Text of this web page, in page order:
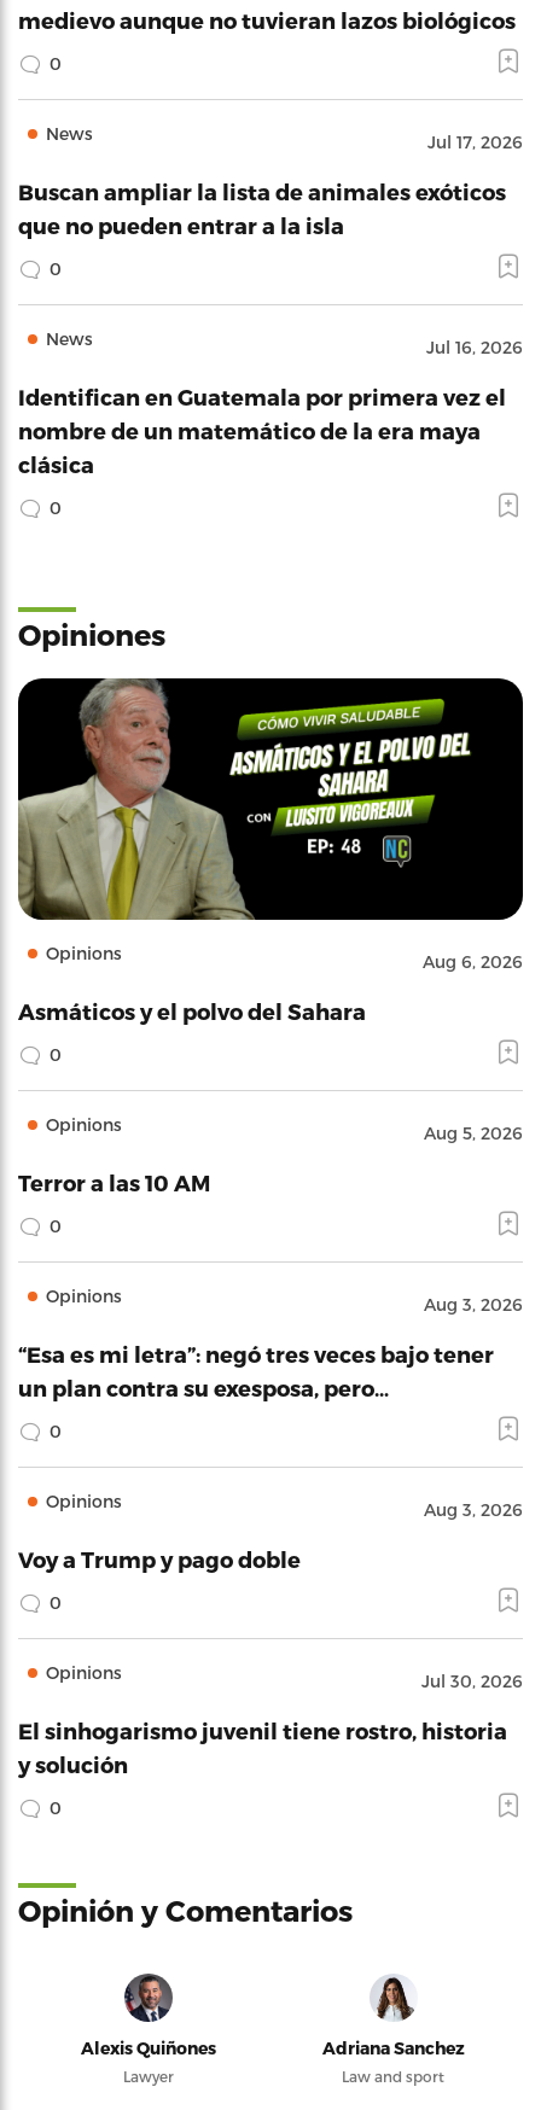
medievo aunque no tuvieran lazos biológicos
0
News Jul 17, 2026
Buscan ampliar la lista de animales exóticos
que no pueden entrar a la isla
0
News Jul 16, 2026
Identifican en Guatemala por primera vez el
nombre de un matemático de la era maya
clásica
0
Opiniones
Opinions Aug 6, 2026
Asmáticos y el polvo del Sahara
0
Opinions Aug 5, 2026
Terror a las 10 AM
0
Opinions Aug 3, 2026
“Esa es mi letra”: negó tres veces bajo tener
un plan contra su exesposa, pero…
0
Opinions Aug 3, 2026
Voy a Trump y pago doble
0
Opinions Jul 30, 2026
El sinhogarismo juvenil tiene rostro, historia
y solución
0
Opinión y Comentarios
Alexis Quiñones
Lawyer
Adriana Sanchez
Law and sport